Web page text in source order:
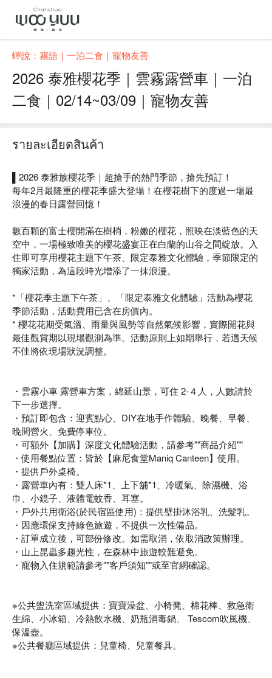
蟬說：霧語｜一泊二食｜寵物友善
2026 泰雅櫻花季｜雲霧露營車｜一泊
二食｜02/14~03/09｜寵物友善
รายละเอียดสินค้า
▌2026 泰雅族櫻花季｜超搶手的熱門季節，搶先預訂！
每年2月最隆重的櫻花季盛大登場！在櫻花樹下的度過一場最
浪漫的春日露營回憶！
數百顆的富士櫻開滿在樹梢，粉嫩的櫻花，照映在淡藍色的天
空中，一場極致唯美的櫻花盛宴正在白蘭的山谷之間綻放。入
住即可享用櫻花主題下午茶、限定泰雅文化體驗，季節限定的
獨家活動，為這段時光增添了一抹浪漫。
*「櫻花季主題下午茶」、「限定泰雅文化體驗」活動為櫻花
季節活動，活動費用已含在房價內。
* 櫻花花期受氣溫、雨量與風勢等自然氣候影響，實際開花與
最佳觀賞期以現場觀測為準。活動原則上如期舉行，若遇天候
不佳將依現場狀況調整。
・雲霧小車 露營車方案，綿延山景，可住 2-４人，人數請於
下一步選擇。
・預訂即包含：迎賓點心、DIY在地手作體驗、晚餐、早餐、
晚間營火、免費停車位。
・可額外【加購】深度文化體驗活動，請參考""商品介紹""
・使用餐點位置：皆於【麻尼食堂Maniq Canteen】使用。
・提供戶外桌椅。
・露營車內有：雙人床*1、上下舖*1、冷暖氣、除濕機、浴
巾、小鏡子、液體電蚊香、耳塞。
・戶外共用衛浴(於民宿區使用)：提供壁掛沐浴乳、洗髮乳。
・因應環保支持綠色旅遊，不提供一次性備品。
・訂單成立後，可部份修改。如需取消，依取消政策辦理。
・山上昆蟲多趨光性，在森林中旅遊較難避免。
・寵物入住規範請參考""客戶須知""或至官網確認。
※公共盥洗室區域提供：寶寶澡盆、小椅凳、棉花棒、救急衛
生綿、小冰箱、冷熱飲水機、奶瓶消毒鍋、 Tescom吹風機、
保溫壺。
※公共餐廳區域提供：兒童椅、兒童餐具。